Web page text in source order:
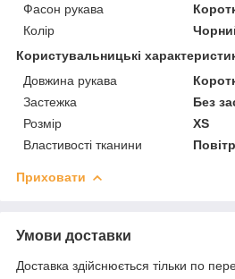
Фасон рукава
Колір
Користувальницькі
Довжина рукава
Застежка
Без
Розмір
XS
Властивості тканини
Приховати
Умови доставки
Доставка здійснюється тільки по